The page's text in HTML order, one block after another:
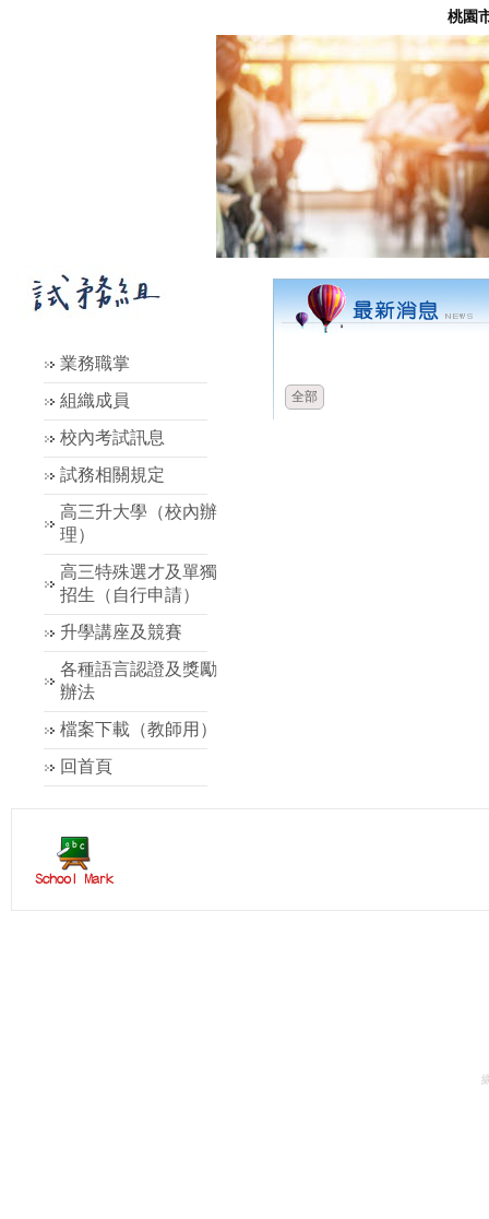
桃園
業務職掌
組織成員
校內考試訊息
試務相關規定
高三升大學（校內辦
理）
高三特殊選才及單獨
招生（自行申請）
升學講座及競賽
各種語言認證及獎勵
辦法
檔案下載（教師用）
回首頁
全部